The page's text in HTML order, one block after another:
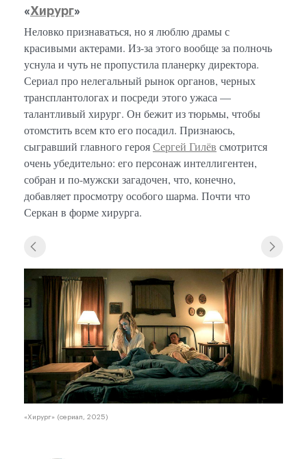
«Хирург»
Неловко признаваться, но я люблю драмы с
красивыми актерами. Из-за этого вообще за полночь
уснула и чуть не пропустила планерку директора.
Сериал про нелегальный рынок органов, черных
трансплантологах и посреди этого ужаса —
талантливый хирург. Он бежит из тюрьмы, чтобы
отомстить всем кто его посадил. Признаюсь,
сыгравший главного герояСергей Гилёв смотрится
очень убедительно: его персонаж интеллигентен,
собран и по-мужски загадочен, что, конечно,
добавляет просмотру особого шарма. Почти что
Серкан в форме хирурга.
«Хирург» (сериал, 2025)